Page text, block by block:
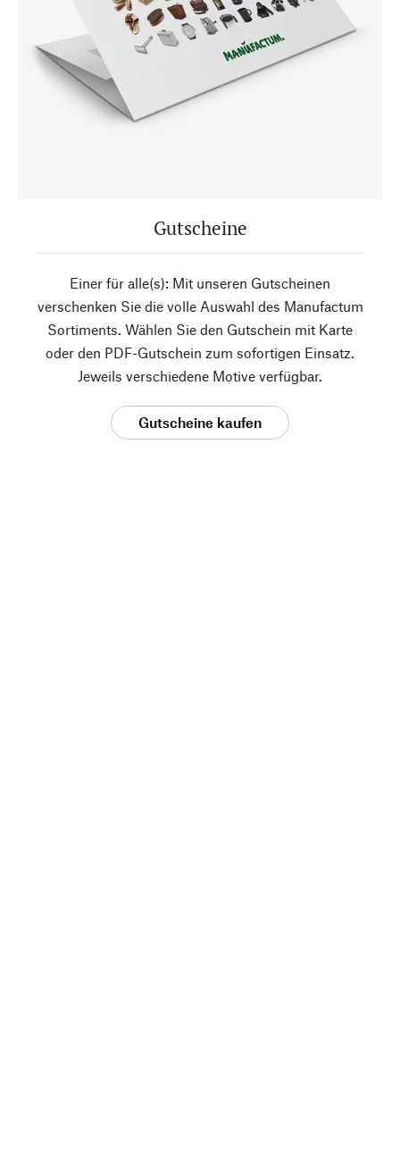
Gutscheine
Einer für alle(s): Mit unseren Gutscheinen
verschenken Sie die volle Auswahl des Manufactum
Sortiments. Wählen Sie den Gutschein mit Karte
oder den PDF-Gutschein zum sofortigen Einsatz.
Jeweils verschiedene Motive verfügbar.
Gutscheine kaufen